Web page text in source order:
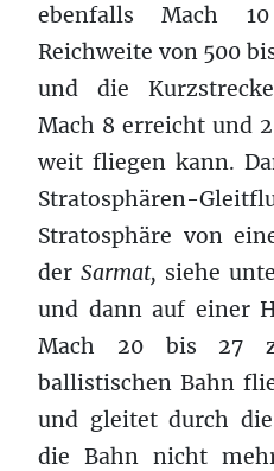
ebenfalls Mach
Reichweite von 500
und die
Mach 8 erreicht und
weit fliegen kann.
Stratosphären-
Stratosphäre von
der Sarmat, siehe
und dann auf einer
Mach 20 bis 27
ballistischen Bahn
und gleitet durch
die Bahn nicht